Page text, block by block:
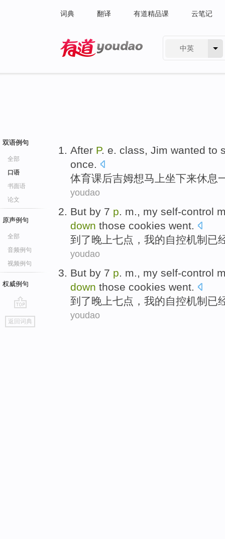
词典 翻译 有道精品课 云笔记
中英
双语例句
全部
口语
书面语
论文
原声例句
全部
音频例句
视频例句
权威例句
go
top
返回词典
After P. e. class, Jim wanted to
once.
体育课后吉姆想马上坐下来休息
youdao
But by 7 p. m., my self-control
down those cookies went.
到了晚上七点 ， 我的自控机制 已
youdao
But by 7 p . m. my self-control
down those cookies went
到了晚上七点 ， 我的自控机制 已
youdao